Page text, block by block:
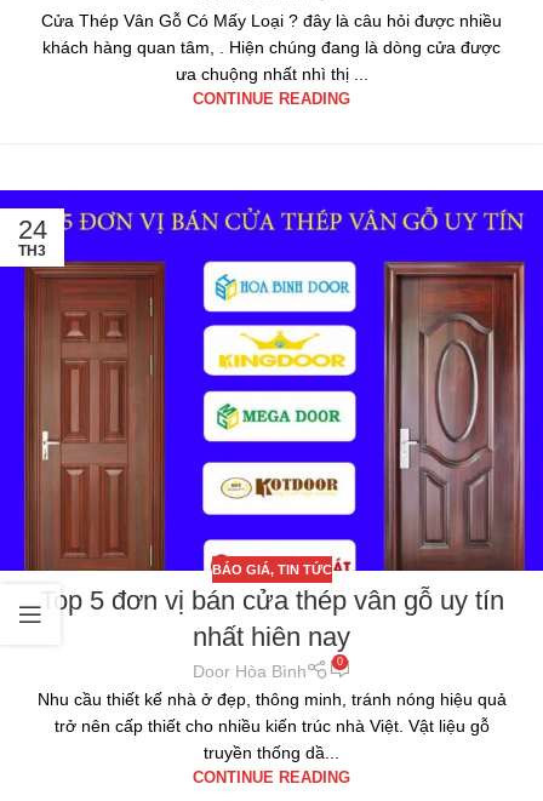
Cửa Thép Vân Gỗ Có Mấy Loại ? đây là câu hỏi được nhiều
khách hàng quan tâm, . Hiện chúng đang là dòng cửa được
ưa chuộng nhất nhì thị ...
CONTINUE READING
24
TH3
BÁO GIÁ, TIN TỨC
Top 5 đơn vị bán cửa thép vân gỗ uy tín
nhất hiên nay
Door Hòa Bình 0
Nhu cầu thiết kế nhà ở đẹp, thông minh, tránh nóng hiệu quả
trở nên cấp thiết cho nhiều kiến trúc nhà Việt. Vật liệu gỗ
truyền thống dầ...
CONTINUE READING